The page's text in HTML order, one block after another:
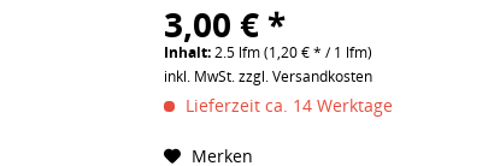
3,00 € *
Inhalt:2.5 lfm (1,20 € * / 1 lfm)
inkl. MwSt.zzgl. Versandkosten
Lieferzeit ca. 14 Werktage
Merken